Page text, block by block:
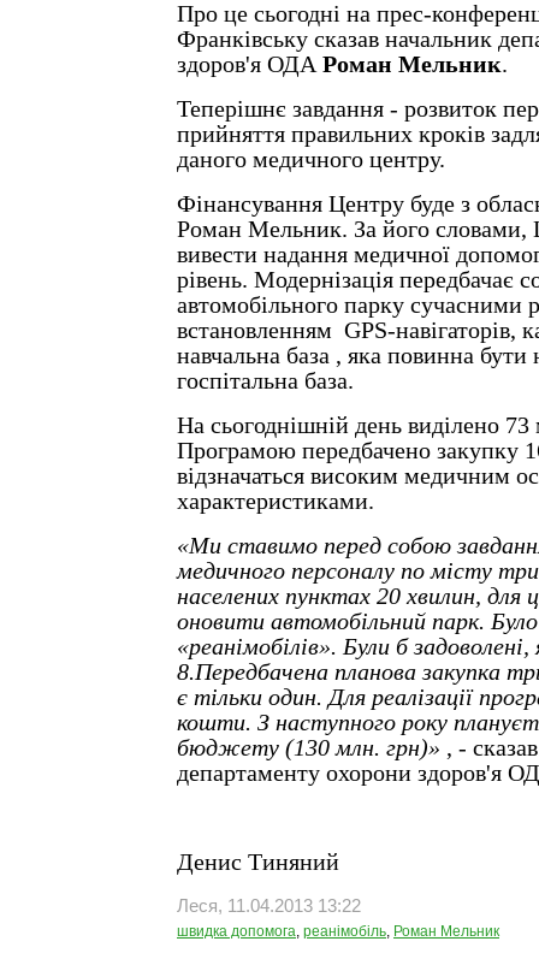
Про це сьогодні на прес-
Франківську сказав начальник
здоров'я ОДА Роман Мельник.
Теперішнє завдання - розвиток
прийняття правильних кроків
даного медичного центру.
Фінансування Центру буде з
Роман Мельник. За його словами,
вивести надання медичної
рівень. Модернізація передбачає
автомобільного парку сучасними
встановленням GPS-навігаторів,
навчальна база , яка повинна бути
госпітальна база.
На сьогоднішній день виділено
Програмою передбачено закупку
відзначаться високим медичним
характеристиками.
«Ми ставимо перед собою
медичного персоналу по місту
населених пунктах 20 хвилин, для
оновити автомобільний парк.
«реанімобілів». Були б
8.Передбачена планова закупка
є тільки один. Для реалізації
кошти. З наступного року
бюджету (130 млн. грн)» , -
департаменту охорони здоров'я
Денис Тиняний
Леся, 11.04.2013 13:22
швидка допомога, реанімобіль, Роман Мельник